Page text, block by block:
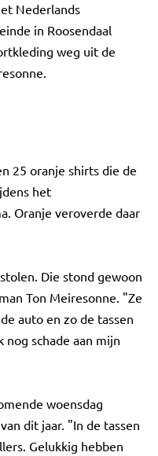
Nederlands
in Roosendaal
weg uit de
25 oranje shirts die de
het
Oranje veroverde daar
Die stond gewoon
Ton Meiresonne. "Ze
auto en zo de tassen
nog schade aan mijn
woensdag
dit jaar. "In de tassen
Gelukkig hebben